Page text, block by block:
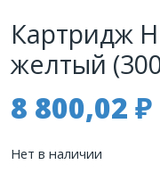
Картридж
желтый
8 800,02 ₽
Нет в наличии